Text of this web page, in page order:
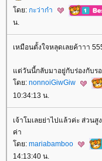
ดย: กะว่าก๋า
น.
เหมือนตั้งใจหลุดเลยค้าาา
ต่วันนี้กลับมาอยู่กับร่องกับร
ดย: nonnoiGiwGiw
10:34:13 น.
เจ้าโมเลยย่าไปแล้วค่ะ ส่วน
ค่า
ดย: mariabamboo
14:13:40 น.